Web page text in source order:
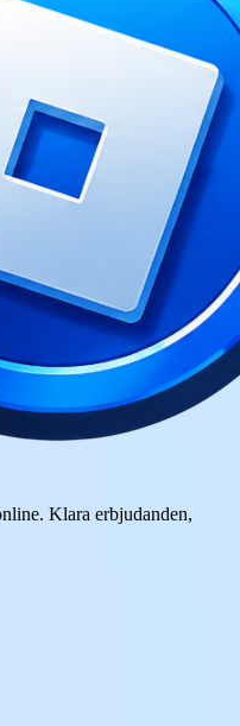
Klara erbjudanden,